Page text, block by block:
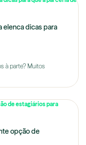
elenca dicas para
à parte? Muitos
opção de